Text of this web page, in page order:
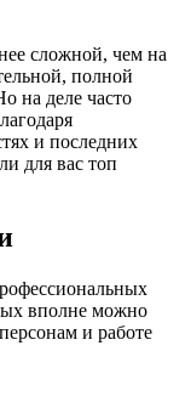
сложной, чем на
полной
на деле часто
и последних
для вас топ
вполне можно
и работе